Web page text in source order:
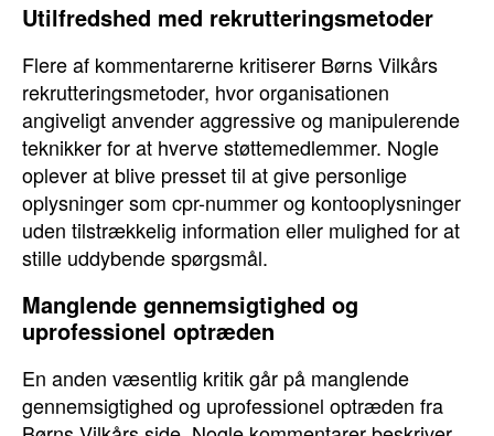
Utilfredshed med rekrutteringsmetoder
Flere af kommentarerne kritiserer Børns Vilkårs
rekrutteringsmetoder, hvor organisationen
angiveligt anvender aggressive og manipulerende
teknikker for at hverve støttemedlemmer. Nogle
oplever at blive presset til at give personlige
oplysninger som cpr-nummer og kontooplysninger
uden tilstrækkelig information eller mulighed for at
stille uddybende spørgsmål.
Manglende gennemsigtighed og
uprofessionel optræden
En anden væsentlig kritik går på manglende
gennemsigtighed og uprofessionel optræden fra